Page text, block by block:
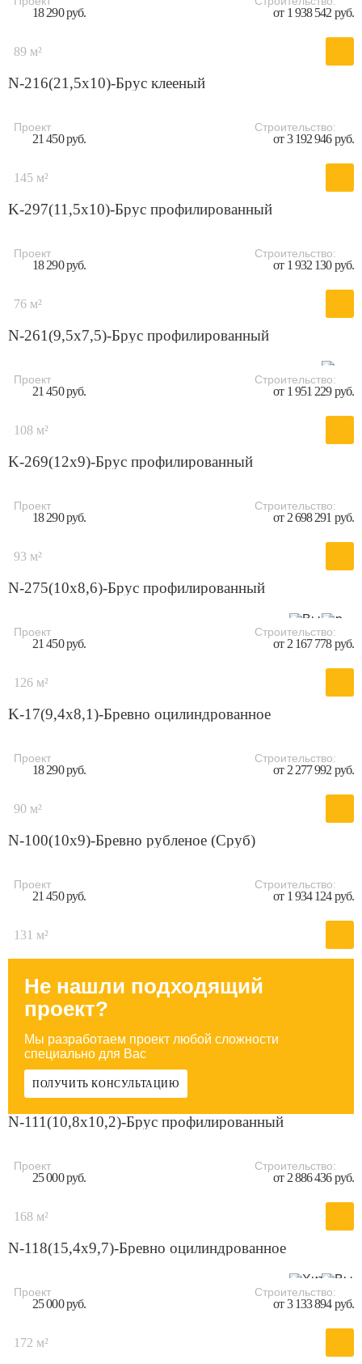
18 290 руб. от 1 938 542 руб.
89 м²
N-216(21,5x10)-Брус клееный
Проект
21 450 руб.
Строительство:
от 3 192 946 руб.
145 м²
K-297(11,5x10)-Брус профилированный
Проект
18 290 руб.
Строительство:
от 1 932 130 руб.
76 м²
N-261(9,5x7,5)-Брус профилированный
Проект
21 450 руб.
Строительство:
от 1 951 229 руб.
108 м²
K-269(12x9)-Брус профилированный
Проект
18 290 руб.
Строительство:
от 2 698 291 руб.
93 м²
N-275(10x8,6)-Брус профилированный
Проект
21 450 руб.
Строительство:
от 2 167 778 руб.
126 м²
K-17(9,4х8,1)-Бревно оцилиндрованное
Проект
18 290 руб.
Строительство:
от 2 277 992 руб.
90 м²
N-100(10х9)-Бревно рубленое (Сруб)
Проект
21 450 руб.
Строительство:
от 1 934 124 руб.
131 м²
Не нашли подходящий
проект?
Мы разработаем проект любой сложности
специально для Вас
ПОЛУЧИТЬ КОНСУЛЬТАЦИЮ
N-111(10,8х10,2)-Брус профилированный
Проект
25 000 руб.
Строительство:
от 2 886 436 руб.
168 м²
N-118(15,4x9,7)-Бревно оцилиндрованное
Проект
25 000 руб.
Строительство:
от 3 133 894 руб.
172 м²